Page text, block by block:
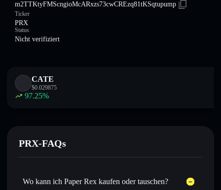
m2TTKtyFMScngioMcARxzs73cwCREzq81tKSqtupump
Ticker
PRX
Status
Nicht verifiziert
CATE
$0.029875
97.25%
PRX-FAQs
Wo kann ich Paper Rex kaufen oder tauschen?